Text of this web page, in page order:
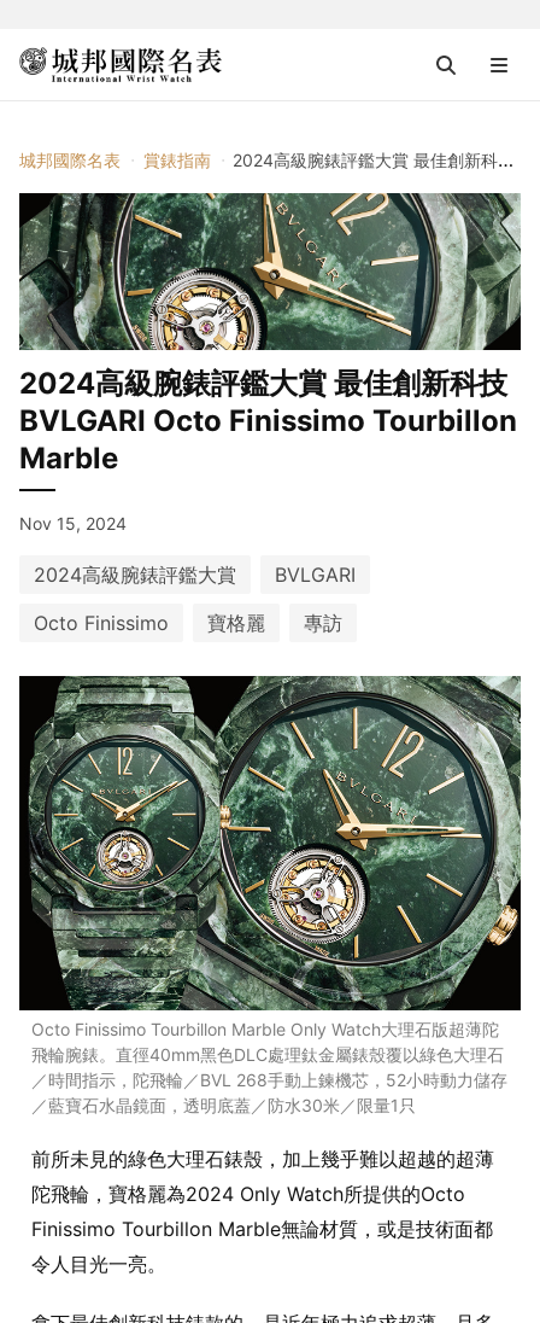
城邦國際名表 賞錶指南 2024高級腕錶評鑑大賞 最佳創新科技 BVLGARI Octo Finissimo Tourbillon Marble
2024高級腕錶評鑑大賞 最佳創新科技
BVLGARI Octo Finissimo Tourbillon
Marble
Nov 15, 2024
2024高級腕錶評鑑大賞
BVLGARI
Octo Finissimo
寶格麗 專訪
Octo Finissimo Tourbillon Marble Only Watch大理石版超薄陀
飛輪腕錶。直徑40mm黑色DLC處理鈦金屬錶殼覆以綠色大理石
／時間指示，陀飛輪／BVL 268手動上鍊機芯，52小時動力儲存
／藍寶石水晶鏡面，透明底蓋／防水30米／限量1只
前所未見的綠色大理石錶殼，加上幾乎難以超越的超薄
陀飛輪，寶格麗為2024 Only Watch所提供的Octo
Finissimo Tourbillon Marble無論材質，或是技術面都
令人目光一亮。